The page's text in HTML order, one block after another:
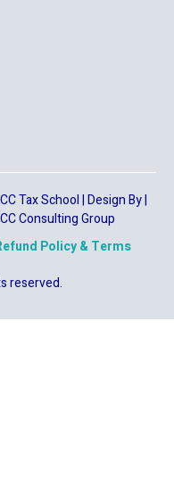
Tax School | Design By |
Consulting Group
Policy & Terms
reserved.